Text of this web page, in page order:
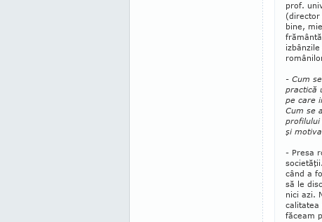
prof.
(director
bine,
- Cum
practică
pe care
Cum se
profilului
şi
- Presa
când a
să le
nici azi.
calitatea
făceam